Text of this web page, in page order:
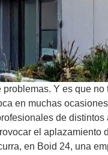
Y es que
en muchas
de
el
en Boid 24, una